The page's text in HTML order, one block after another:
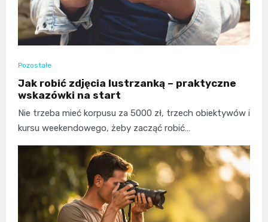
Pozostałe
Jak robić zdjęcia lustrzanką – praktyczne
wskazówki na start
Nie trzeba mieć korpusu za 5000 zł, trzech obiektywów i
kursu weekendowego, żeby zacząć robić…